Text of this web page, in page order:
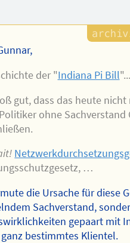
Autors
der "Indiana Pi Bill"...
gut, dass das heute
ohne Sachverstand
…
die Ursache für diese
Sachverstand,
gepaart mit
bestimmtes Klientel.